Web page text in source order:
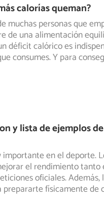
calorías queman?
muchas personas que
de una alimentación
déficit calórico es
consumes. Y para
y lista de ejemplos
en el deporte.
el rendimiento tanto
oficiales. Además,
físicamente de